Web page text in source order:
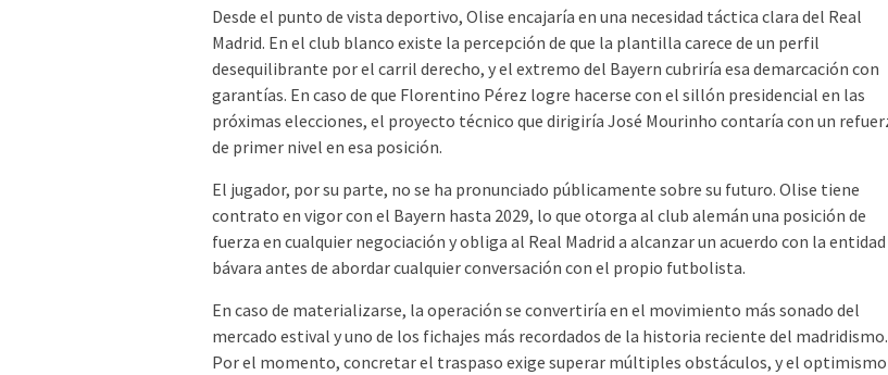
Desde el punto de vista deportivo, Olise encajaría en una necesidad táctica clara del Real
Madrid. En el club blanco existe la percepción de que la plantilla carece de un perfil
desequilibrante por el carril derecho, y el extremo del Bayern cubriría esa demarcación con
garantías. En caso de que Florentino Pérez logre hacerse con el sillón presidencial en las
próximas elecciones, el proyecto técnico que dirigiría José Mourinho contaría con un
de primer nivel en esa posición.
El jugador, por su parte, no se ha pronunciado públicamente sobre su futuro. Olise tiene
contrato en vigor con el Bayern hasta 2029, lo que otorga al club alemán una posición de
fuerza en cualquier negociación y obliga al Real Madrid a alcanzar un acuerdo con la entidad
bávara antes de abordar cualquier conversación con el propio futbolista.
En caso de materializarse, la operación se convertiría en el movimiento más sonado del
mercado estival y uno de los fichajes más recordados de la historia reciente del madridismo.
Por el momento, concretar el traspaso exige superar múltiples obstáculos, y el optimismo